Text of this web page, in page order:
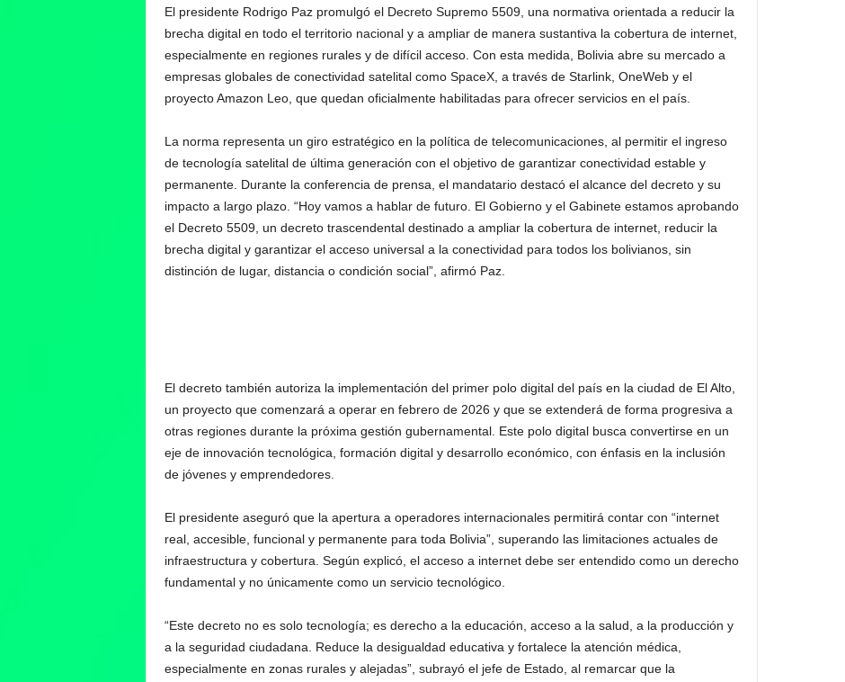
El presidente Rodrigo Paz promulgó el Decreto Supremo 5509, una normativa orientada a reducir la
brecha digital en todo el territorio nacional y a ampliar de manera sustantiva la cobertura de internet,
especialmente en regiones rurales y de difícil acceso. Con esta medida, Bolivia abre su mercado a
empresas globales de conectividad satelital como SpaceX, a través de Starlink, OneWeb y el
proyecto Amazon Leo, que quedan oficialmente habilitadas para ofrecer servicios en el país.
La norma representa un giro estratégico en la política de telecomunicaciones, al permitir el ingreso
de tecnología satelital de última generación con el objetivo de garantizar conectividad estable y
permanente. Durante la conferencia de prensa, el mandatario destacó el alcance del decreto y su
impacto a largo plazo. “Hoy vamos a hablar de futuro. El Gobierno y el Gabinete estamos aprobando
el Decreto 5509, un decreto trascendental destinado a ampliar la cobertura de internet, reducir la
brecha digital y garantizar el acceso universal a la conectividad para todos los bolivianos, sin
distinción de lugar, distancia o condición social”, afirmó Paz.
El decreto también autoriza la implementación del primer polo digital del país en la ciudad de El Alto,
un proyecto que comenzará a operar en febrero de 2026 y que se extenderá de forma progresiva a
otras regiones durante la próxima gestión gubernamental. Este polo digital busca convertirse en un
eje de innovación tecnológica, formación digital y desarrollo económico, con énfasis en la inclusión
de jóvenes y emprendedores.
El presidente aseguró que la apertura a operadores internacionales permitirá contar con “internet
real, accesible, funcional y permanente para toda Bolivia”, superando las limitaciones actuales de
infraestructura y cobertura. Según explicó, el acceso a internet debe ser entendido como un derecho
fundamental y no únicamente como un servicio tecnológico.
“Este decreto no es solo tecnología; es derecho a la educación, acceso a la salud, a la producción y
a la seguridad ciudadana. Reduce la desigualdad educativa y fortalece la atención médica,
especialmente en zonas rurales y alejadas”, subrayó el jefe de Estado, al remarcar que la